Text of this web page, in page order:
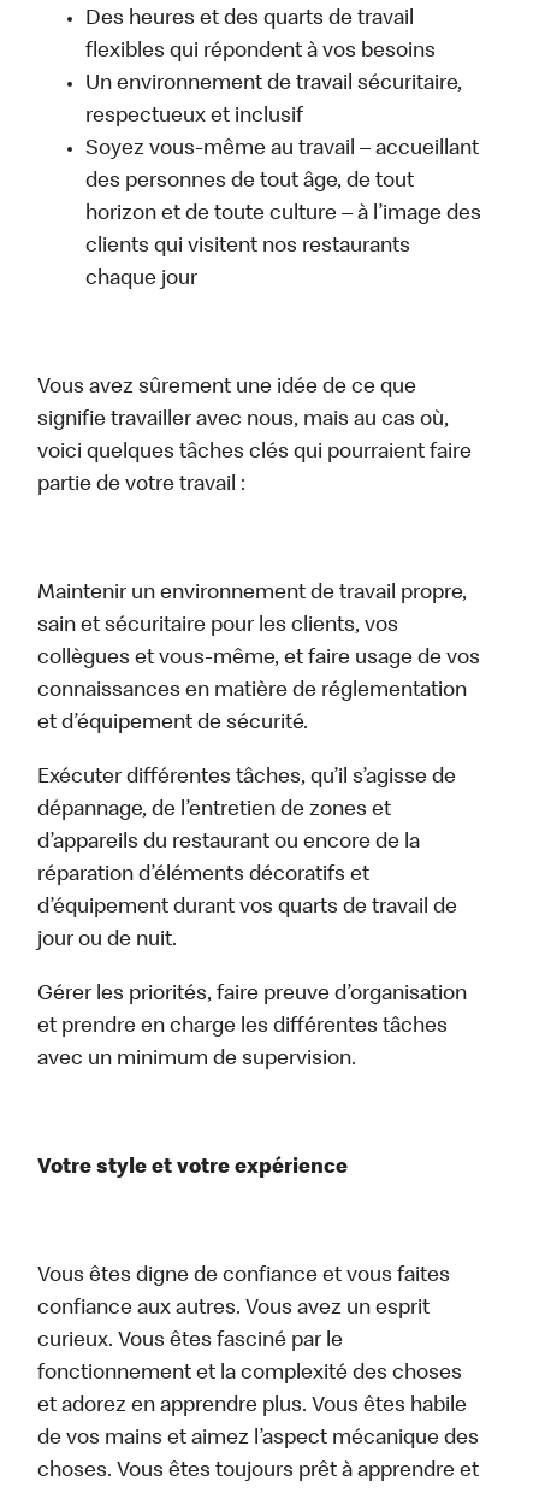
Des heures et des quarts de travail
flexibles qui répondent à vos besoins
Un environnement de travail sécuritaire,
respectueux et inclusif
Soyez vous-même au travail – accueillant
des personnes de tout âge, de tout
horizon et de toute culture – à l’image des
clients qui visitent nos restaurants
chaque jour
Vous avez sûrement une idée de ce que
signifie travailler avec nous, mais au cas où,
voici quelques tâches clés qui pourraient faire
partie de votre travail :
Maintenir un environnement de travail propre,
sain et sécuritaire pour les clients, vos
collègues et vous-même, et faire usage de vos
connaissances en matière de réglementation
et d’équipement de sécurité.
Exécuter différentes tâches, qu’il s’agisse de
dépannage, de l’entretien de zones et
d’appareils du restaurant ou encore de la
réparation d’éléments décoratifs et
d’équipement durant vos quarts de travail de
jour ou de nuit.
Gérer les priorités, faire preuve d’organisation
et prendre en charge les différentes tâches
avec un minimum de supervision.
Votre style et votre expérience
Vous êtes digne de confiance et vous faites
confiance aux autres. Vous avez un esprit
curieux. Vous êtes fasciné par le
fonctionnement et la complexité des choses
et adorez en apprendre plus. Vous êtes habile
de vos mains et aimez l’aspect mécanique des
choses. Vous êtes toujours prêt à apprendre et